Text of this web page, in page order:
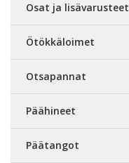
Osat ja lisävarusteet
Ötökkäloimet
Otsapannat
Päähineet
Päätangot